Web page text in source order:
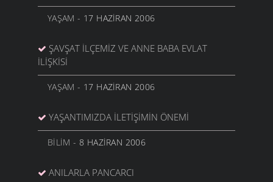
YAŞAM - 17 HAZIRAN 2006
ŞAVŞAT İLÇEMIZ VE ANNE BABA EVLAT
İLIŞKISI
YAŞAM - 17 HAZIRAN 2006
YAŞANTIMIZDA İLETIŞIMIN ÖNEMI
BILIM - 8 HAZIRAN 2006
ANILARLA PANCARCI